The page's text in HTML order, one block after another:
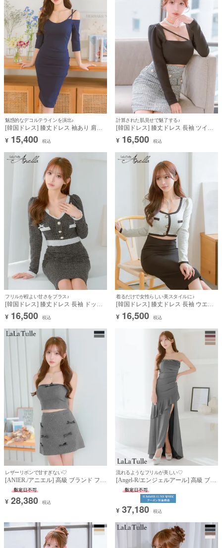
魅惑的なデコルテラインを演出♪
[韓国ドレス] 膝丈ドレス 袖あり 肩あ
き タックデザイン タイト ネイビー キ
ャバドレス (Sサイズ～Lサイズ) (らむ
¥ 15,400 税込
計算された肌見せで魅了する♪
[韓国ドレス] 膝丈ドレス 長袖 ツイー
ド デコルテコード ウエストカット パ
ールボタン タイト 黒 白 キャバドレス
[Anella]
¥ 16,500 税込
フリルが程よい甘さをプラス♪
[韓国ドレス] 膝丈ドレス 長袖 ドット
柄 裾フリル リボン タイト 黒 キャバ
ドレス (Sサイズ～Lサイズ) (らむ着用)
¥ 16,500 税込
着るだけで女性らしい美スタイルに♪
[韓国ドレス] 膝丈ドレス 長袖 ウエス
トカット ツイード パイピング ゴール
ドボタン タイト モノトーン 白 黒 キ
¥ 16,500 税込
レザーリボンで甘すぎない♡
[ANIER./アニエル] 高級 ブランド フレ
アミニドレス セットアップ ベアデザ
イン デニム レザーリボン (らむ着用)
¥ 28,380 税込
流れるようなフリルが美しい♡
[Angel-R/エンジェルアール] 高級 ブラ
ンド タイトロングドレス 大人 スリッ
ト キャミソール ベアトップ 2way フ
リル ラメ ビジュー (らむ着用)
¥ 37,180 税込